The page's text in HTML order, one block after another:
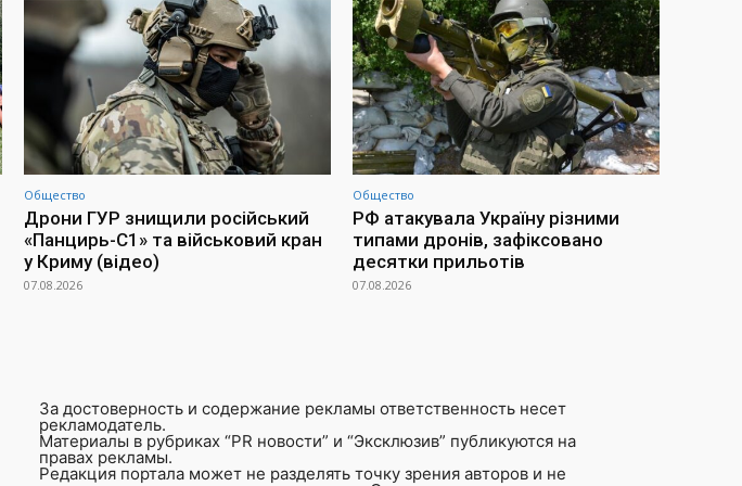
Общество
Дрони ГУР знищили російський
«Панцирь-С1» та військовий кран
у Криму (відео)
07.08.2026
Общество
РФ атакувала Україну різними
типами дронів, зафіксовано
десятки прильотів
07.08.2026
За достоверность и содержание рекламы ответственность несет
рекламодатель.
Материалы в рубриках “PR новости” и “Эксклюзив” публикуются на
правах рекламы.
Редакция портала может не разделять точку зрения авторов и не